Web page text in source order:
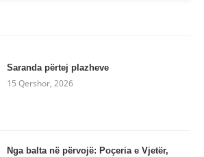
Saranda përtej plazheve
15 Qershor, 2026
Nga balta në përvojë: Poçeria e Vjetër,